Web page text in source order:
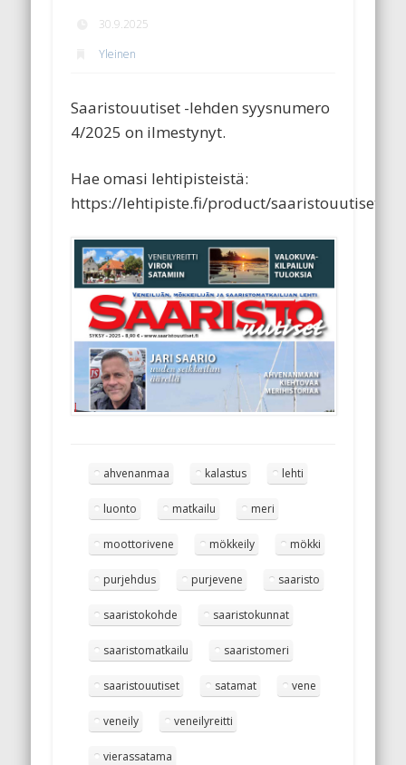
30.9.2025
Yleinen
Saaristouutiset -lehden syysnumero
4/2025 on ilmestynyt.
Hae omasi lehtipisteistä:
https://lehtipiste.fi/product/saaristouutiset/
ahvenanmaa kalastus lehti
luonto matkailu meri
moottorivene mökkeily mökki
purjehdus purjevene saaristo
saaristokohde saaristokunnat
saaristomatkailu saaristomeri
saaristouutiset satamat vene
veneily veneilyreitti
vierassatama